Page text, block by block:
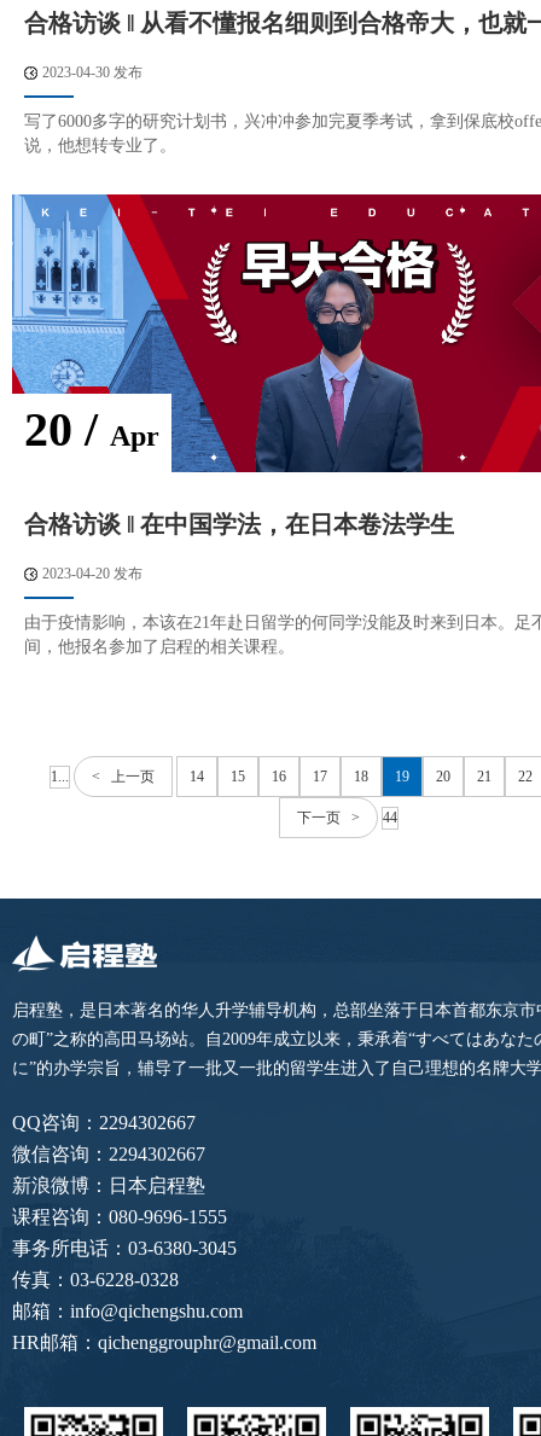
合格访谈 ‖ 从看不懂报名细则到合格帝大，也就
2023-04-30 发布
写了6000多字的研究计划书，兴冲冲参加完夏季考试，拿到保底校
说，他想转专业了。
20 / Apr
合格访谈 ‖ 在中国学法，在日本卷法学生
2023-04-20 发布
由于疫情影响，本该在21年赴日留学的何同学没能及时来到日本。足
间，他报名参加了启程的相关课程。
1... < 上一页 14 15 16 17 18 19 20 21 22
下一页 > 44
启程塾，是日本著名的华人升学辅导机构，总部坐落于日本首都东京市
の町”之称的高田马场站。自2009年成立以来，秉承着“すべてはあなた
に”的办学宗旨，辅导了一批又一批的留学生进入了自己理想的名牌大
QQ咨询：2294302667
微信咨询：2294302667
新浪微博：日本启程塾
课程咨询：080-9696-1555
事务所电话：03-6380-3045
传真：03-6228-0328
邮箱：info@qichengshu.com
HR邮箱：qichenggrouphr@gmail.com